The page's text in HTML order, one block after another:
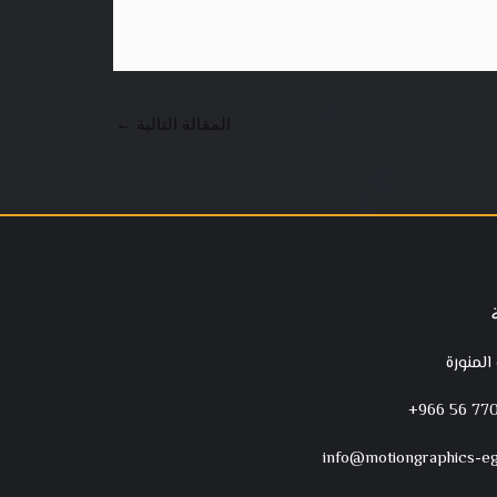
المقالة التالية ←
‪+966 56
info@motiongraphics-